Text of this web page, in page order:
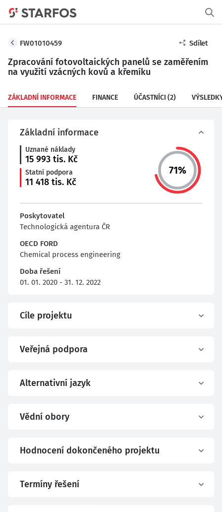
FW01010459 Sdílet
Zpracování fotovoltaických panelů se zaměřením
na využití vzácných kovů a křemíku
ZÁKLADNÍ INFORMACE FINANCE ÚČASTNÍCI (2)
Základní informace
Uznané náklady
15 993 tis. Kč
Statní podpora
11 418 tis. Kč
71%
Poskytovatel
Technologická agentura ČR
OECD FORD
Chemical process engineering
Doba řešení
01. 01. 2020 - 31. 12. 2022
Cíle projektu
Veřejná podpora
Alternativní jazyk
Vědní obory
Hodnocení dokončeného projektu
Termíny řešení